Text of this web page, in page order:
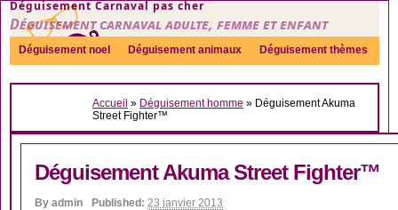
Déguisement Carnaval pas cher
Déguisement carnaval adulte, femme et enfant
Déguisement noel Déguisement animaux Déguisement thèmes
Sexy Déguisement couple Déguisements par genre Idées
Accueil » Déguisement homme » Déguisement Akuma
Street Fighter™
Déguisement Akuma Street Fighter™
By admin Published: 23 janvier 2013